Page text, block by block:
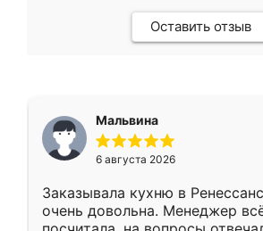
Оставить отзыв
Мальвина
6 августа 2026
Заказывала кухню в
очень довольна. Менеджер